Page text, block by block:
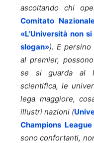
ascoltando chi
Comitato
«L’Università non
slogan»). E
al premier,
se si guarda al
scientifica, le
lega maggiore,
illustri nazioni (
Champions
sono confortanti,